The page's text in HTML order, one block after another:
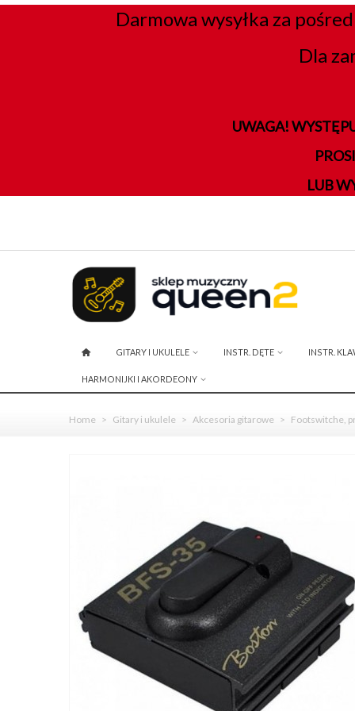
Darmowa wysyłka za
Dla
UWAGA!
LUB
GITARY I UKULELE INSTR. DĘTE INSTR.
HARMONIJKI I AKORDEONY
Home > Gitary i ukulele > Akcesoria gitarowe > Footswitche,